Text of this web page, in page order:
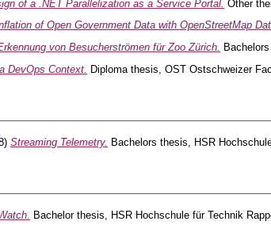
of a .NET Parallelization as a Service Portal. Other
of Open Government Data with OpenStreetMap
von Besucherströmen für Zoo Zürich.
DevOps Context. Diploma thesis, OST Ostschweizer
Streaming Telemetry. Bachelors thesis, HSR
Bachelor thesis, HSR Hochschule für Technik